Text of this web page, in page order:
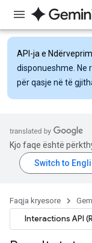
API-ja e
disponueshme. Ne
për qasje në të
Kjo faqe është
Faqja kryesore
Interactions API